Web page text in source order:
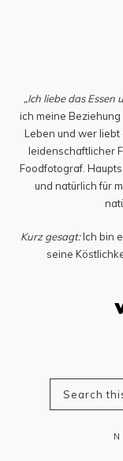
„Ich liebe das Essen
ich meine
Leben und wer liebt
leidenschaftlicher
Foodfotograf.
und natürlich für
Kurz gesagt:Ich bin
seine